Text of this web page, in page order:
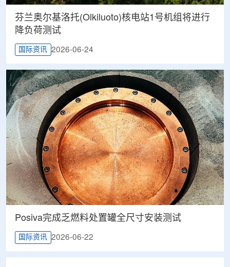
芬兰奥尔基洛托(Olkiluoto)核电站1号机组将进行
降负荷测试
国际资讯 2026-06-24
Posiva完成乏燃料处置罐全尺寸安装测试
国际资讯 2026-06-22